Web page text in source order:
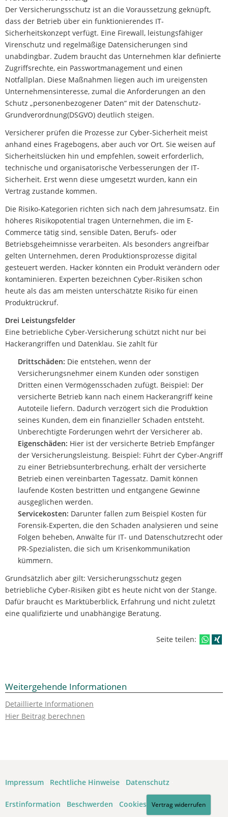
Der Versicherungsschutz ist an die Voraussetzung geknüpft,
dass der Betrieb über ein funktionierendes IT-
Sicherheitskonzept verfügt. Eine Firewall, leistungsfähiger
Virenschutz und regelmäßige Datensicherungen sind
unabdingbar. Zudem braucht das Unternehmen klar definierte
Zugriffsrechte, ein Passwortmanagement und einen
Notfallplan. Diese Maßnahmen liegen auch im ureigensten
Unternehmensinteresse, zumal die Anforderungen an den
Schutz „personenbezogener Daten“ mit der Datenschutz-
Grundverordnung(DSGVO) deutlich steigen.
Versicherer prüfen die Prozesse zur Cyber-Sicherheit meist
anhand eines Fragebogens, aber auch vor Ort. Sie weisen auf
Sicherheitslücken hin und empfehlen, soweit erforderlich,
technische und organisatorische Verbesserungen der IT-
Sicherheit. Erst wenn diese umgesetzt wurden, kann ein
Vertrag zustande kommen.
Die Risiko-Kategorien richten sich nach dem Jahresumsatz. Ein
höheres Risikopotential tragen Unternehmen, die im E-
Commerce tätig sind, sensible Daten, Berufs- oder
Betriebsgeheimnisse verarbeiten. Als besonders angreifbar
gelten Unternehmen, deren Produktionsprozesse digital
gesteuert werden. Hacker könnten ein Produkt verändern oder
kontaminieren. Experten bezeichnen Cyber-Risiken schon
heute als das am meisten unterschätzte Risiko für einen
Produktrückruf.
Drei Leistungsfelder
Eine betriebliche Cyber-Versicherung schützt nicht nur bei
Hackerangriffen und Datenklau. Sie zahlt für
Drittschäden: Die entstehen, wenn der
Versicherungsnehmer einem Kunden oder sonstigen
Dritten einen Vermögensschaden zufügt. Beispiel: Der
versicherte Betrieb kann nach einem Hackerangriff keine
Autoteile liefern. Dadurch verzögert sich die Produktion
seines Kunden, dem ein finanzieller Schaden entsteht.
Unberechtigte Forderungen wehrt der Versicherer ab.
Eigenschäden: Hier ist der versicherte Betrieb Empfänger
der Versicherungsleistung. Beispiel: Führt der Cyber-Angriff
zu einer Betriebsunterbrechung, erhält der versicherte
Betrieb einen vereinbarten Tagessatz. Damit können
laufende Kosten bestritten und entgangene Gewinne
ausgeglichen werden.
Servicekosten: Darunter fallen zum Beispiel Kosten für
Forensik-Experten, die den Schaden analysieren und seine
Folgen beheben, Anwälte für IT- und Datenschutzrecht oder
PR-Spezialisten, die sich um Krisenkommunikation
kümmern.
Grundsätzlich aber gilt: Versicherungsschutz gegen
betriebliche Cyber-Risiken gibt es heute nicht von der Stange.
Dafür braucht es Marktüberblick, Erfahrung und nicht zuletzt
eine qualifizierte und unabhängige Beratung.
Seite teilen:
Weitergehende Informationen
Detaillierte Informationen
Hier Beitrag berechnen
Impressum Rechtliche Hinweise Datenschutz
Erstinformation Beschwerden Cookies Vertrag widerrufen